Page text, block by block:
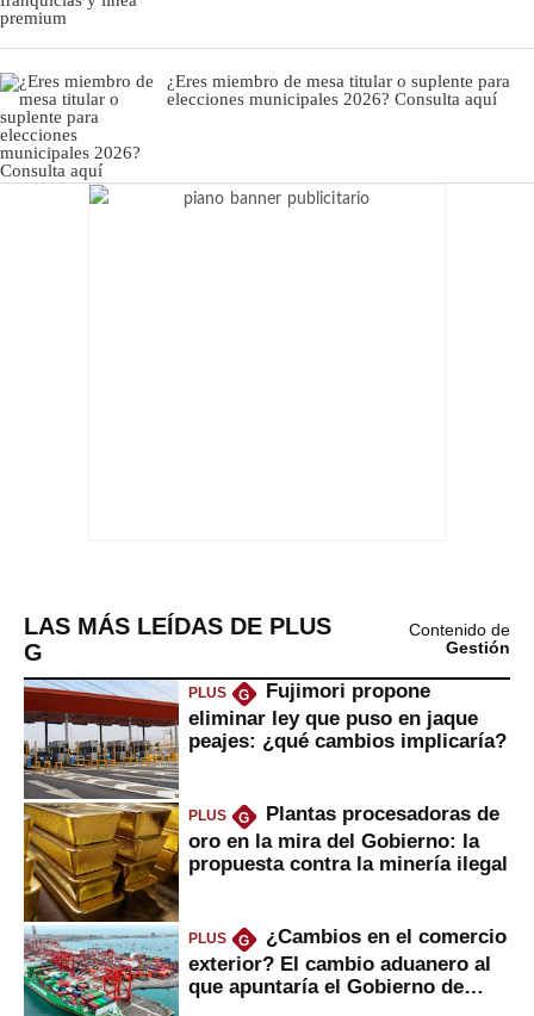
¿Eres miembro de mesa titular o suplente para
elecciones municipales 2026? Consulta aquí
LAS MÁS LEÍDAS DE PLUS
G
Contenido de
Gestión
PLUS G
Fujimori propone
eliminar ley que puso en jaque
peajes: ¿qué cambios implicaría?
PLUS G
Plantas procesadoras de
oro en la mira del Gobierno: la
propuesta contra la minería ilegal
PLUS G
¿Cambios en el comercio
exterior? El cambio aduanero al
que apuntaría el Gobierno de